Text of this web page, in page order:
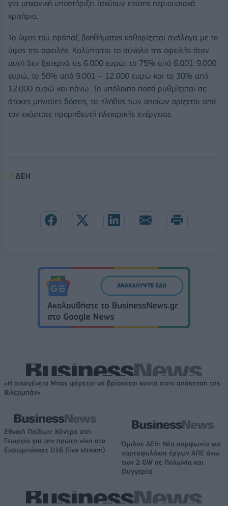
για μηχανική υποστήριξη. Ισχύουν επίσης περιουσιακά
κριτήρια.
Το ύψος του εφάπαξ βοηθήματος καθορίζεται ανάλογα με το
ύψος της οφειλής. Καλύπτεται το σύνολο της οφειλής όταν
αυτή δεν ξεπερνά τις 6.000 ευρώ, το 75% από 6.001-9.000
ευρώ, το 50% από 9.001 – 12.000 ευρώ και το 30% από
12.000 ευρώ και πάνω. Το υπόλοιπο ποσό ρυθμίζεται σε
άτοκες μηνιαίες δόσεις, το πλήθος των οποίων ορίζεται από
τον εκάστοτε προμηθευτή ηλεκτρικής ενέργειας.
ΔΕΗ
«Η οικογένεια Μπας φέρεται να βρίσκεται κοντά στην απόκτηση της
Βιλερμπάν»
Εθνική Παίδων: Κόντρα στη
Γεωργία για την πρώτη νίκη στο
Ευρωμπάσκετ U16 (live stream)
Όμιλος ΔΕΗ: Νέα συμφωνία για
χαρτοφυλάκιο έργων ΑΠΕ άνω
των 2 GW σε Πολωνία και
Ουγγαρία